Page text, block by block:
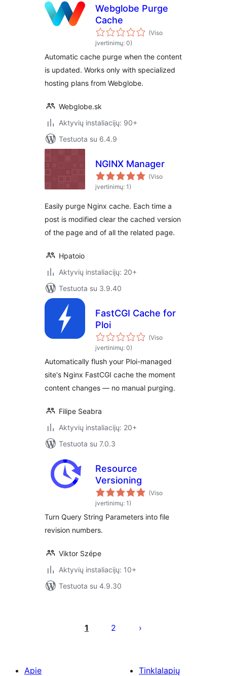
Webglobe Purge
Cache
(Viso
įvertinimų: 0)
Automatic cache purge when the content
is updated. Works only with specialized
hosting plans from Webglobe.
Webglobe.sk
Aktyvių instaliacijų: 90+
Testuota su 6.4.9
NGINX Manager
(Viso
įvertinimų: 1)
Easily purge Nginx cache. Each time a
post is modified clear the cached version
of the page and of all the related page.
Hpatoio
Aktyvių instaliacijų: 20+
Testuota su 3.9.40
FastCGI Cache for
Ploi
(Viso
įvertinimų: 0)
Automatically flush your Ploi-managed
site's Nginx FastCGI cache the moment
content changes — no manual purging.
Filipe Seabra
Aktyvių instaliacijų: 20+
Testuota su 7.0.3
Resource
Versioning
(Viso
įvertinimų: 1)
Turn Query String Parameters into file
revision numbers.
Viktor Szépe
Aktyvių instaliacijų: 10+
Testuota su 4.9.30
puslapiavimas
1 2
Apie
Tinklalapių